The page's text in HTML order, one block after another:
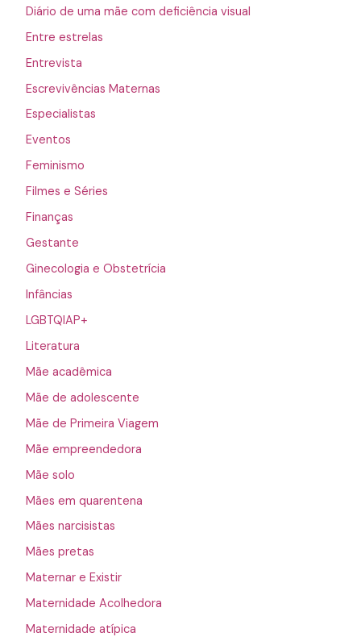
Diário de uma mãe com deficiência visual
Entre estrelas
Entrevista
Escrevivências Maternas
Especialistas
Eventos
Feminismo
Filmes e Séries
Finanças
Gestante
Ginecologia e Obstetrícia
Infâncias
LGBTQIAP+
Literatura
Mãe acadêmica
Mãe de adolescente
Mãe de Primeira Viagem
Mãe empreendedora
Mãe solo
Mães em quarentena
Mães narcisistas
Mães pretas
Maternar e Existir
Maternidade Acolhedora
Maternidade atípica